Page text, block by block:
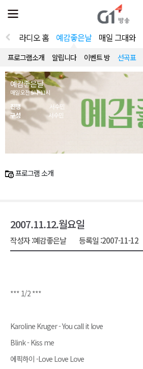
전
체
뉴
열
라디오 홈 예감좋은날 매일 그대와
프로그램소개 알립니다 이벤트 방 선곡표
예감좋은날
매일 오전 9시~11시
진행
서수민
구성
서수민
프로그램 소개
2007.11.12.월요일
작성자 :예감좋은날 등록일 :2007-11-12
*** 1/2 ***
Karoline Kruger - You call it love
Blink - Kiss me
에픽하이 -Love Love Love